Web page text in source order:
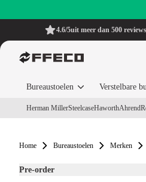
4.6/5uit meer dan 500 reviews
Bureaustoelen Verstelbare
Herman MillerSteelcaseHaworthAhrend
Home Bureaustoelen Merken
Pre-order